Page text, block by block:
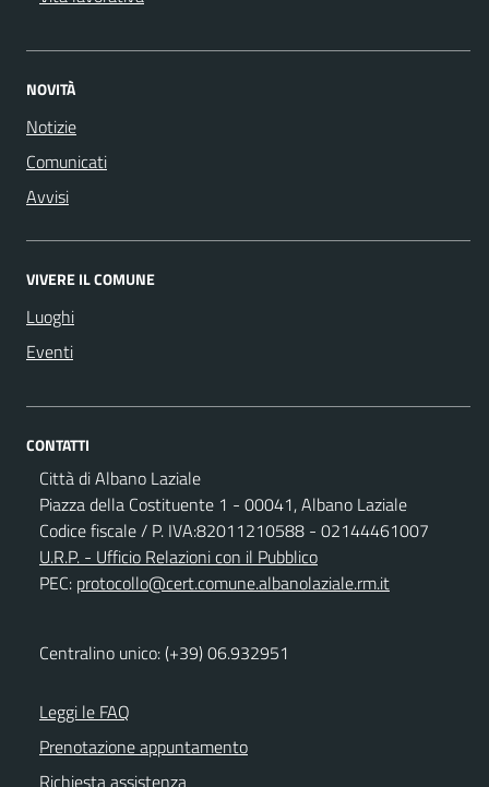
NOVITÀ
Notizie
Comunicati
Avvisi
VIVERE IL COMUNE
Luoghi
Eventi
CONTATTI
Città di Albano Laziale
Piazza della Costituente 1 - 00041, Albano Laziale
Codice fiscale / P. IVA:82011210588 - 02144461007
U.R.P. - Ufficio Relazioni con il Pubblico
PEC: protocollo@cert.comune.albanolaziale.rm.it
Centralino unico: (+39) 06.932951
Leggi le FAQ
Prenotazione appuntamento
Richiesta assistenza